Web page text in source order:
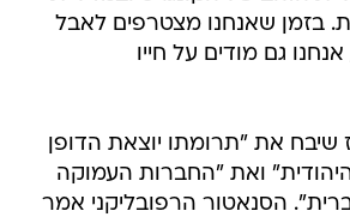
בזמן שאנחנו מצטרפים לאבל
גם מודים על חייו
שיבח את "תרומתו יוצאת הדופן
ואת "החברות העמוקה
הסנאטור הרפובליקני אמר